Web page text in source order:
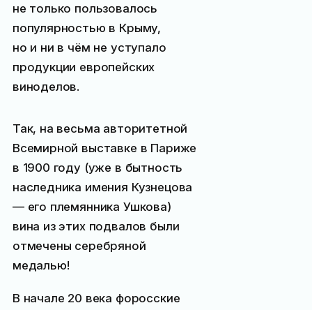
не только пользовалось
популярностью в Крыму,
но и ни в чём не уступало
продукции европейских
виноделов.
Так, на весьма авторитетной
Всемирной выставке в Париже
в 1900 году (уже в бытность
наследника имения Кузнецова
— его племянника Ушкова)
вина из этих подвалов были
отмечены серебряной
медалью!
В начале 20 века форосские